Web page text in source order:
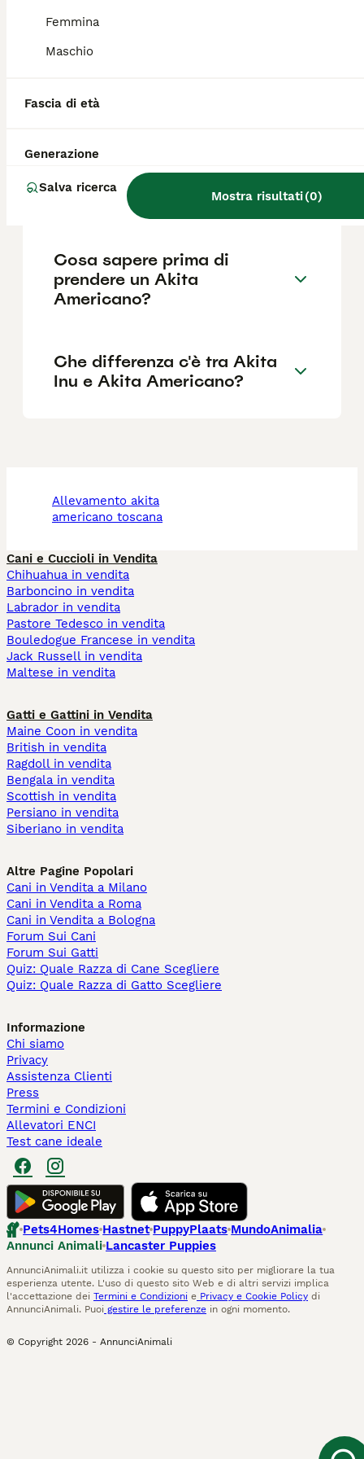
Femmina
Maschio
Fascia di età
Generazione
Salva ricerca
Mostra risultati(0)
reputazione dell'allevatore e la posizione.
più comuni dell'Akita
Americano?
Qual è il carattere dell'Akita
Americano?
Cosa sapere prima di
prendere un Akita
Americano?
Che differenza c'è tra Akita
Inu e Akita Americano?
allevamento akita
americano toscana
Cani e Cuccioli in Vendita
Chihuahua in vendita
Barboncino in vendita
Labrador in vendita
Pastore Tedesco in vendita
Bouledogue Francese in vendita
Jack Russell in vendita
Maltese in vendita
Gatti e Gattini in Vendita
Maine Coon in vendita
British in vendita
Ragdoll in vendita
Bengala in vendita
Scottish in vendita
Persiano in vendita
Siberiano in vendita
Altre Pagine Popolari
Cani in Vendita a Milano
Cani in Vendita a Roma
Cani in Vendita a Bologna
Forum Sui Cani
Forum Sui Gatti
Quiz: Quale Razza di Cane Scegliere
Quiz: Quale Razza di Gatto Scegliere
Informazione
Chi siamo
Privacy
Assistenza Clienti
Press
Termini e Condizioni
Allevatori ENCI
Test cane ideale
Pets4Homes Hastnet PuppyPlaats MundoAnimalia
Annunci Animali Lancaster Puppies
AnnunciAnimali.it utilizza i cookie su questo sito per migliorare la tua
esperienza utente. L'uso di questo sito Web e di altri servizi implica
l'accettazione dei Termini e Condizioni e Privacy e Cookie Policy di
AnnunciAnimali. Puoi gestire le preferenze in ogni momento.
© Copyright 2026 - AnnunciAnimali